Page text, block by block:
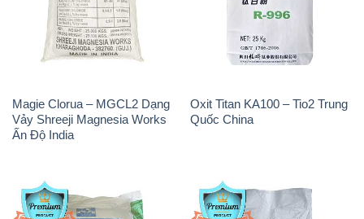
Magie Clorua – MGCL2 Dạng
Vảy Shreeji Magnesia Works
Ấn Độ India
Oxit Titan KA100 – Tio2 Trung
Quốc China